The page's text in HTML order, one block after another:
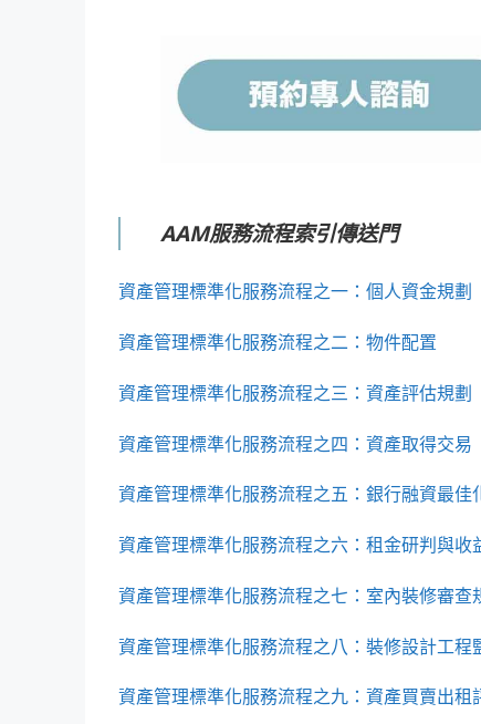
AAM服務流程索引傳送門
資產管理標準化服務流程之一：個人資金規劃
資產管理標準化服務流程之二：物件配置
資產管理標準化服務流程之三：資產評估規劃
資產管理標準化服務流程之四：資產取得交易
資產管理標準化服務流程之五：銀行融資最佳
資產管理標準化服務流程之六：租金研判與收
資產管理標準化服務流程之七：室內裝修審查
資產管理標準化服務流程之八： 裝修設計工程
資產管理標準化服務流程之九：資產買賣出租